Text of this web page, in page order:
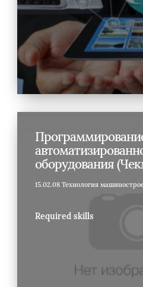
оборудования
15.02.08 Технология
Required skills